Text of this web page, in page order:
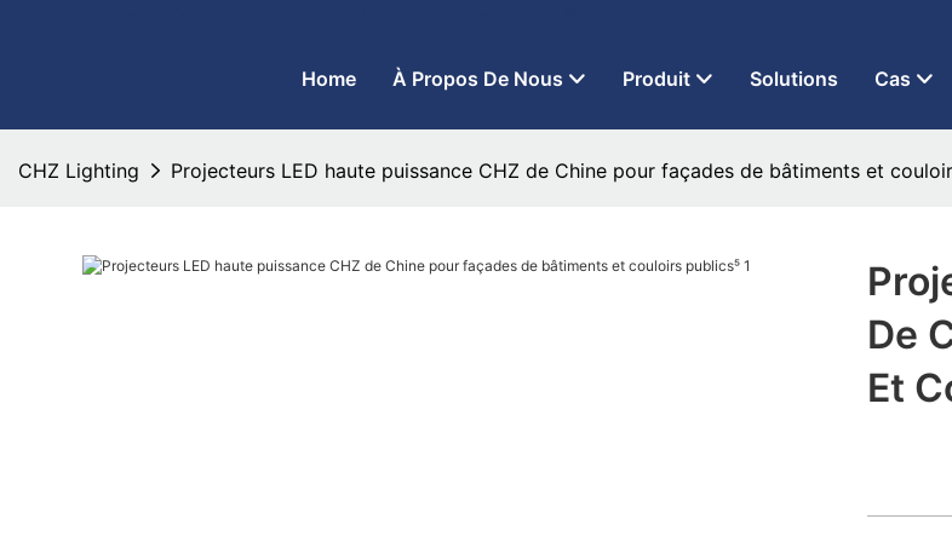
Home À Propos De Nous Produit Solutions Cas
CHZ Lighting Projecteurs LED haute puissance CHZ de Chine pour façades de bâtiments et
De
Et